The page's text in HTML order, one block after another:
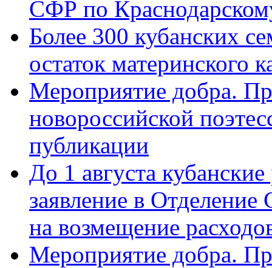
СФР по
Более 300 кубанских
остаток материнского
Мероприятие добра.
новороссийской
публикации
До 1 августа
заявление в
на возмещение
Мероприятие добра.